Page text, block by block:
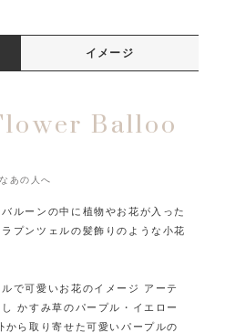
イメージ
Balloo
あの人へ
ルーンの中に植物やお花が入った
ラプンツェルの髪飾りのような小花
で可愛いお花のイメージ
アーテ
かすみ草のパープル・イエロー
から取り寄せた可愛いパープルの